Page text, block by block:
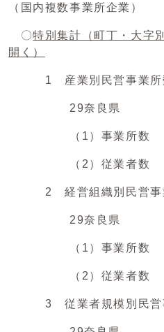
（国内複数事業所企業）
〇特別集計（町丁・大字
開く）
1 産業別民営事業所数
29奈良県
（1）事業所数
（2）従業者数
2 経営組織別民営事業
29奈良県
（1）事業所数
（2）従業者数
3 従業者規模別民営事